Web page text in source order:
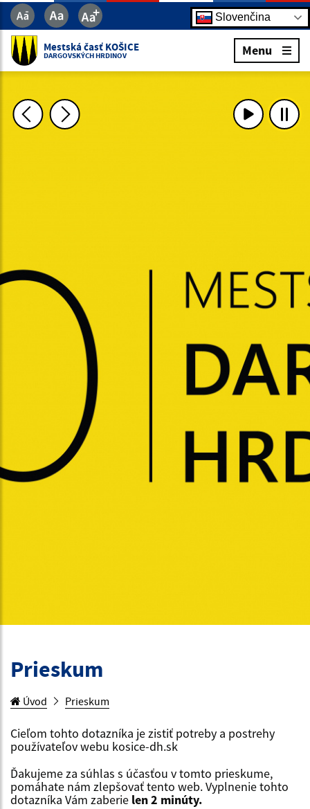
Slovenčina
Mestská časť KOŠICE
DARGOVSKÝCH HRDINOV Menu
Prieskum
Úvod Prieskum
Cieľom tohto dotazníka je zistiť potreby a postrehy
používateľov webu kosice-dh.sk
Ďakujeme za súhlas s účasťou v tomto prieskume,
pomáhate nám zlepšovať tento web. Vyplnenie tohto
dotazníka Vám zaberie len 2 minúty.